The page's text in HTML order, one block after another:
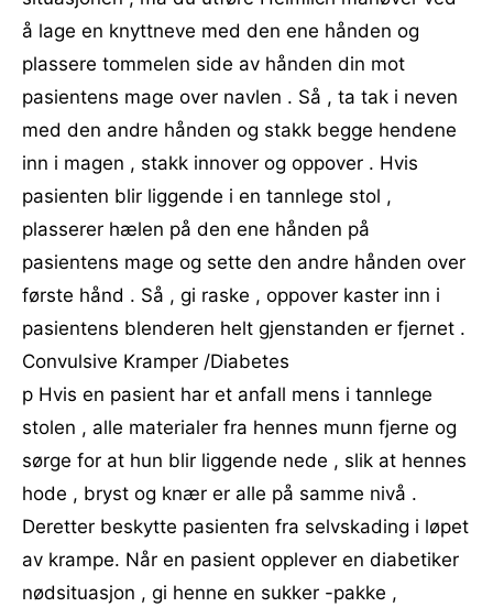
å lage en knyttneve med den ene hånden og
plassere tommelen side av hånden din mot
pasientens mage over navlen . Så , ta tak i neven
med den andre hånden og stakk begge hendene
inn i magen , stakk innover og oppover . Hvis
pasienten blir liggende i en tannlege stol ,
plasserer hælen på den ene hånden på
pasientens mage og sette den andre hånden over
første hånd . Så , gi raske , oppover kaster inn i
pasientens blenderen helt gjenstanden er fjernet .
Convulsive Kramper /Diabetes
p Hvis en pasient har et anfall mens i tannlege
stolen , alle materialer fra hennes munn fjerne og
sørge for at hun blir liggende nede , slik at hennes
hode , bryst og knær er alle på samme nivå .
Deretter beskytte pasienten fra selvskading i løpet
av krampe. Når en pasient opplever en diabetiker
nødsituasjon , gi henne en sukker -pakke ,